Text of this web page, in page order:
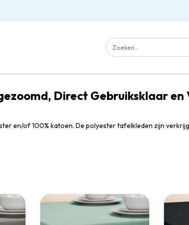
Direct Gebruiksklaar
en/of 100% katoen. De polyester tafelkleden zijn